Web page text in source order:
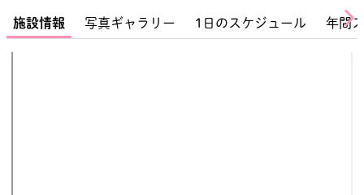
施設情報 写真ギャラリー 1日のスケジュール 年間